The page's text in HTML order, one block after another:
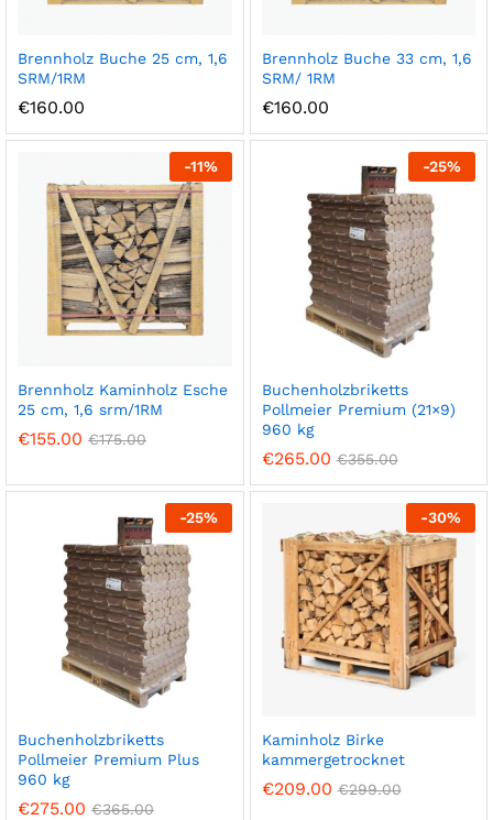
Brennholz Buche 25 cm, 1,6
SRM/1RM
€160.00
Brennholz Buche 33 cm, 1,6
SRM/ 1RM
€160.00
-11%
Brennholz Kaminholz Esche
25 cm, 1,6 srm/1RM
€155.00 €175.00
-25%
Buchenholzbriketts
Pollmeier Premium (21×9)
960 kg
€265.00 €355.00
-25%
Buchenholzbriketts
Pollmeier Premium Plus
960 kg
€275.00 €365.00
-30%
Kaminholz Birke
kammergetrocknet
€209.00 €299.00